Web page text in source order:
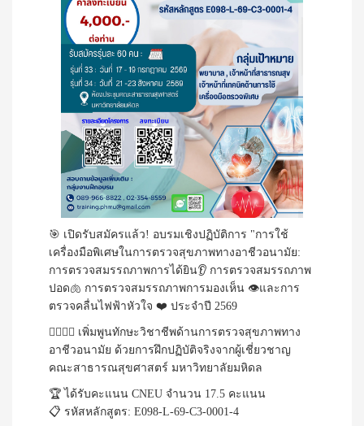
🎯 เปิดรับสมัครแล้ว! อบรมเชิงปฏิบัติการ "การใช้
เครื่องมือพิเศษในการตรวจสุขภาพทางอาชีวอนามัย:
การตรวจสมรรถภาพการได้ยิน👂 การตรวจสมรรถภาพ
ปอด🫁 การตรวจสมรรถภาพการมองเห็น 👁️และการ
ตรวจคลื่นไฟฟ้าหัวใจ ❤️ ประจำปี 2569
👩‍⚕️👨‍⚕️ เพิ่มพูนทักษะวิชาชีพด้านการตรวจสุขภาพทาง
อาชีวอนามัย ด้วยการฝึกปฏิบัติจริงจากผู้เชี่ยวชาญ
คณะสาธารณสุขศาสตร์ มหาวิทยาลัยมหิดล
🏆 ได้รับคะแนน CNEU จำนวน 17.5 คะแนน
📋 รหัสหลักสูตร: E098-L-69-C3-0001-4